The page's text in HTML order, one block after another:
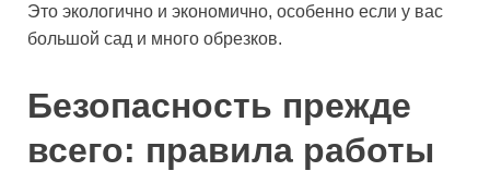
Это экологично и экономично, особенно если у вас
большой сад и много обрезков.
Безопасность прежде
всего: правила работы